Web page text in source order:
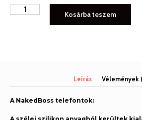
NAKEDBOSS
Kosárba teszem
Leírás Vélemények
A NakedBoss telefontok: